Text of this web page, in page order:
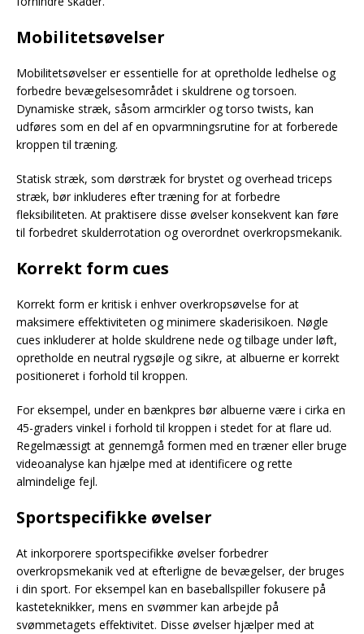
Mobilitetsøvelser
Mobilitetsøvelser er essentielle for at opretholde ledhelse og
forbedre bevægelsesområdet i skuldrene og torsoen.
Dynamiske stræk, såsom armcirkler og torso twists, kan
udføres som en del af en opvarmningsrutine for at forberede
kroppen til træning.
Statisk stræk, som dørstræk for brystet og overhead triceps
stræk, bør inkluderes efter træning for at forbedre
fleksibiliteten. At praktisere disse øvelser konsekvent kan føre
til forbedret skulderrotation og overordnet overkropsmekanik.
Korrekt form cues
Korrekt form er kritisk i enhver overkropsøvelse for at
maksimere effektiviteten og minimere skaderisikoen. Nøgle
cues inkluderer at holde skuldrene nede og tilbage under løft,
opretholde en neutral rygsøjle og sikre, at albuerne er korrekt
positioneret i forhold til kroppen.
For eksempel, under en bænkpres bør albuerne være i cirka en
45-graders vinkel i forhold til kroppen i stedet for at flare ud.
Regelmæssigt at gennemgå formen med en træner eller bruge
videoanalyse kan hjælpe med at identificere og rette
almindelige fejl.
Sportspecifikke øvelser
At inkorporere sportspecifikke øvelser forbedrer
overkropsmekanik ved at efterligne de bevægelser, der bruges
i din sport. For eksempel kan en baseballspiller fokusere på
kasteteknikker, mens en svømmer kan arbejde på
svømmetagets effektivitet. Disse øvelser hjælper med at